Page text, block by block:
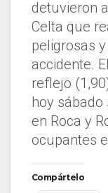
detuvieron
Celta que
peligrosas
accidente.
reflejo
hoy
en Roca y
ocupantes
Compártelo